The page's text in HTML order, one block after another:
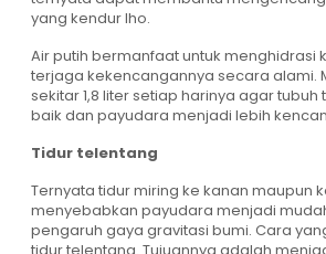
yang kendur lho.
Air putih bermanfaat untuk menghidrasi
terjaga kekencangannya secara alami.
sekitar 1,8 liter setiap harinya agar
baik dan payudara menjadi lebih
Tidur telentang
Ternyata tidur miring ke kanan maupun
menyebabkan payudara menjadi
pengaruh gaya gravitasi bumi. Cara